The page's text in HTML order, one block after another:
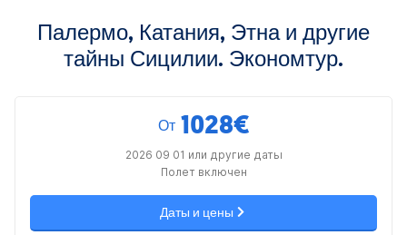
Палермо, Катания, Этна и другие
тайны Сицилии. Экономтур.
От 1028€
2026 09 01 или другие даты
Полет включен
Даты и цены